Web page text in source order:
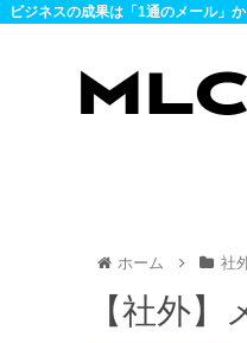
ビジネスの成果は「1通のメール」
ホーム 社
【社外